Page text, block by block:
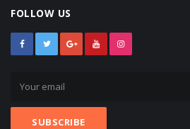
FOLLOW US